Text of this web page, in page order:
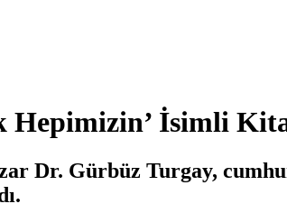
İsimli
Dr. Gürbüz Turgay,